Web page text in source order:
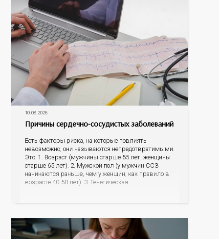
10.08.2026
Причины сердечно-сосудистых заболеваний
Есть факторы риска, на которые повлиять
невозможно, они называются непредотвратимыми.
Это: 1. Возраст (мужчины старше 55 лет, женщины
старше 65 лет). 2. Мужской пол (у мужчин ССЗ
начинаются раньше, чем у женщин, как правило в
возрасте 40-50 лет). 3. Генетическая